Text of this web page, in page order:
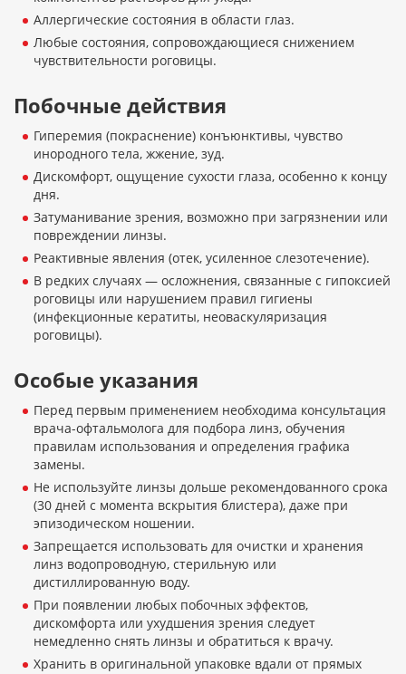
Аллергические состояния в области глаз.
Любые состояния, сопровождающиеся снижением
чувствительности роговицы.
Побочные действия
Гиперемия (покраснение) конъюнктивы, чувство
инородного тела, жжение, зуд.
Дискомфорт, ощущение сухости глаза, особенно к концу
дня.
Затуманивание зрения, возможно при загрязнении или
повреждении линзы.
Реактивные явления (отек, усиленное слезотечение).
В редких случаях — осложнения, связанные с гипоксией
роговицы или нарушением правил гигиены
(инфекционные кератиты, неоваскуляризация
роговицы).
Особые указания
Перед первым применением необходима консультация
врача-офтальмолога для подбора линз, обучения
правилам использования и определения графика
замены.
Не используйте линзы дольше рекомендованного срока
(30 дней с момента вскрытия блистера), даже при
эпизодическом ношении.
Запрещается использовать для очистки и хранения
линз водопроводную, стерильную или
дистиллированную воду.
При появлении любых побочных эффектов,
дискомфорта или ухудшения зрения следует
немедленно снять линзы и обратиться к врачу.
Хранить в оригинальной упаковке вдали от прямых